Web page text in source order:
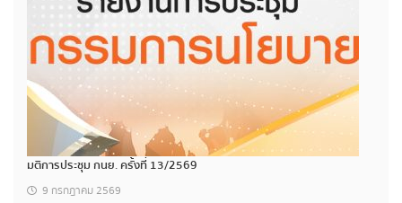
มติการประชุม กนย. ครั้งที่ 13/2569
9 กรกฎาคม 2569